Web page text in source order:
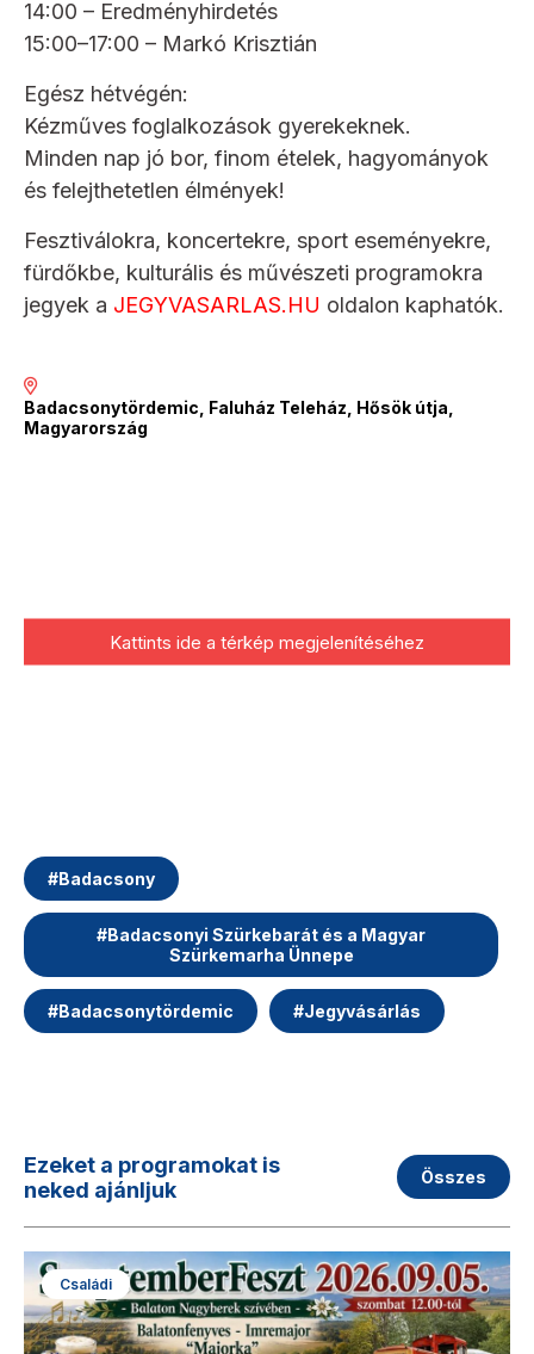
14:00 – Eredményhirdetés
15:00–17:00 – Markó Krisztián
Egész hétvégén:
Kézműves foglalkozások gyerekeknek.
Minden nap jó bor, finom ételek, hagyományok
és felejthetetlen élmények!
Fesztiválokra, koncertekre, sport eseményekre,
fürdőkbe, kulturális és művészeti programokra
jegyek a JEGYVASARLAS.HU oldalon kaphatók.
Badacsonytördemic, Faluház Teleház, Hősök útja,
Magyarország
Kattints ide a térkép megjelenítéséhez
#Badacsony
#Badacsonyi Szürkebarát és a Magyar
Szürkemarha Ünnepe
#Badacsonytördemic #Jegyvásárlás
Ezeket a programokat is
neked ajánljuk
Összes
Családi